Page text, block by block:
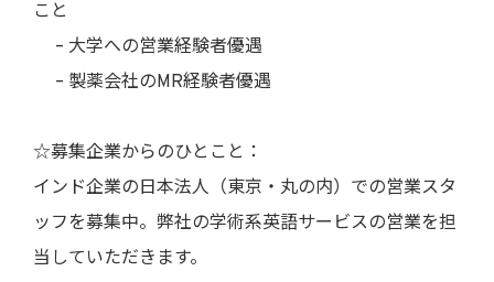
こと
– 大学への営業経験者優遇
– 製薬会社のMR経験者優遇
☆募集企業からのひとこと：
インド企業の日本法人（東京・丸の内）での営業スタ
ッフを募集中。弊社の学術系英語サービスの営業を担
当していただきます。